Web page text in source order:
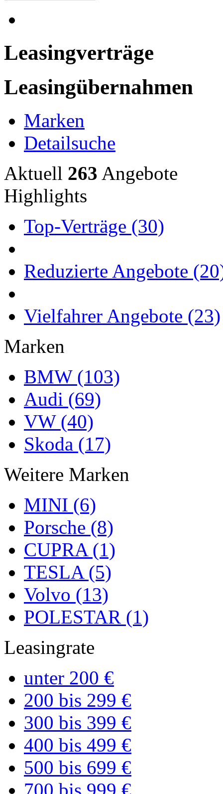
Leasingverträge
Leasingübernahmen
Marken
Detailsuche
Aktuell 263 Angebote
Highlights
Top-Verträge (30)
Reduzierte Angebote
Vielfahrer Angebote (23)
Marken
BMW (103)
Audi (69)
VW (40)
Skoda (17)
Weitere Marken
MINI (6)
Porsche (8)
CUPRA (1)
TESLA (5)
Volvo (13)
POLESTAR (1)
Leasingrate
unter 200 €
200 bis 299 €
300 bis 399 €
400 bis 499 €
500 bis 699 €